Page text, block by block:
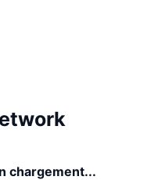
chargement...